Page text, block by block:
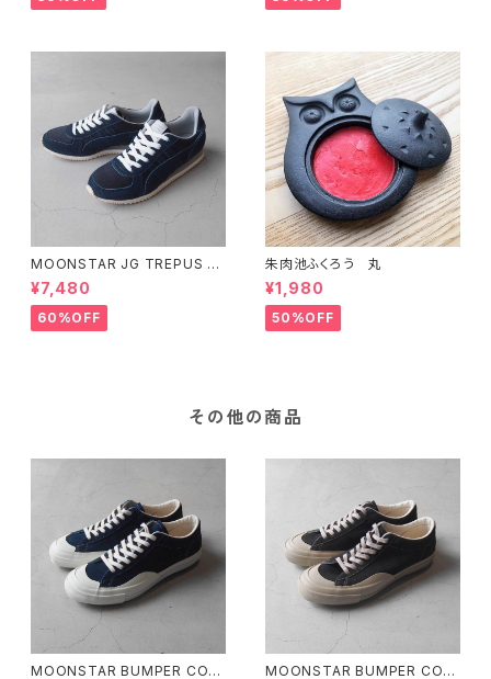
MOONSTAR JG TREPUS N
AVY 28cm
¥7,480
60%OFF
朱肉池ふくろう 丸
¥1,980
50%OFF
その他の商品
MOONSTAR BUMPER COU
MOONSTAR BUMPER COU